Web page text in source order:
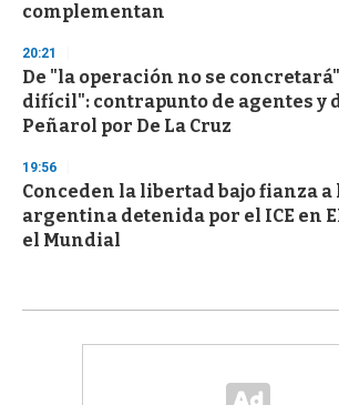
complementan
20:21
De "la operación no se
difícil": contrapunto de agentes y
Peñarol por De La Cruz
19:56
Conceden la libertad bajo fianza
argentina detenida por el ICE en
el Mundial